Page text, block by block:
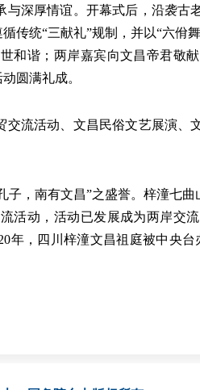
厚情谊。开幕式后，沿袭古
传统“三献礼”规制，并以“六佾
和谐；两岸嘉宾向文昌帝君敬
圆满礼成。
活动、文昌民俗文艺展演、
南有文昌”之盛誉。梓潼七曲
活动，活动已发展成为两岸交
年，四川梓潼文昌祖庭被中央